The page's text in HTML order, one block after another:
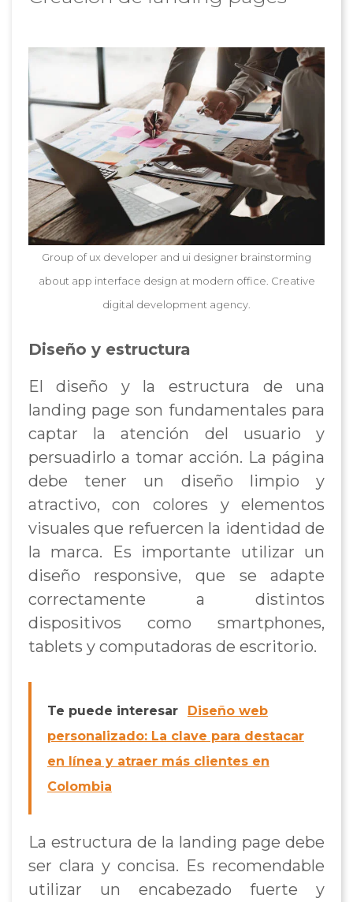
Group of ux developer and ui designer brainstorming
about app interface design at modern office. Creative
digital development agency.
Diseño y estructura
El diseño y la estructura de una
landing page son fundamentales para
captar la atención del usuario y
persuadirlo a tomar acción. La página
debe tener un diseño limpio y
atractivo, con colores y elementos
visuales que refuercen la identidad de
la marca. Es importante utilizar un
diseño responsive, que se adapte
correctamente a distintos
dispositivos como smartphones,
tablets y computadoras de escritorio.
Te puede interesar
Diseño web
personalizado: La clave para destacar
en línea y atraer más clientes en
Colombia
La estructura de la landing page debe
ser clara y concisa. Es recomendable
utilizar un encabezado fuerte y